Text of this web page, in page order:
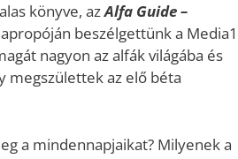
könyve, azAlfa Guide –
beszélgettünk a Media1
nagyon az alfák világába és
megszülettek az elő béta
a mindennapjaikat? Milyenek a